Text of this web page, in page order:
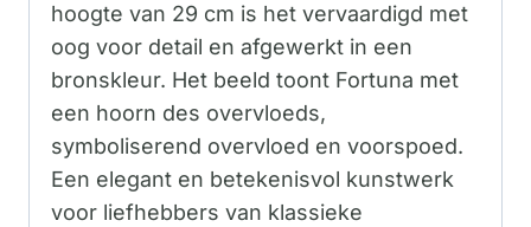
hoogte van 29 cm is het vervaardigd met
oog voor detail en afgewerkt in een
bronskleur. Het beeld toont Fortuna met
een hoorn des overvloeds,
symboliserend overvloed en voorspoed.
Een elegant en betekenisvol kunstwerk
voor liefhebbers van klassieke